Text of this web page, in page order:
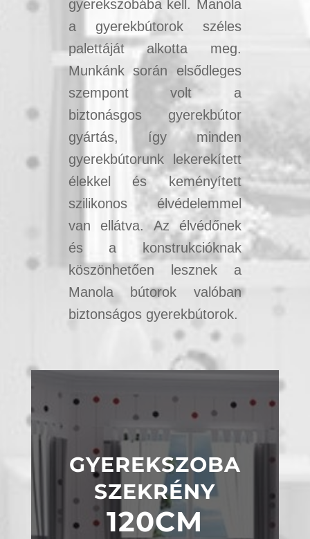
gyerekszobába kell. Manola
a gyerekbútorok széles
palettáját alkotta meg.
Munkánk során elsődleges
szempont volt a
biztonásgos gyerekbútor
gyártás, így minden
gyerekbútorunk lekerekített
élekkel és keményített
szilikonos élvédelemmel
van ellátva. Az élvédőnek
és a konstrukcióknak
köszönhetően lesznek a
Manola bútorok valóban
biztonságos gyerekbútorok.
GYEREKSZOBA
SZEKRÉNY
120CM